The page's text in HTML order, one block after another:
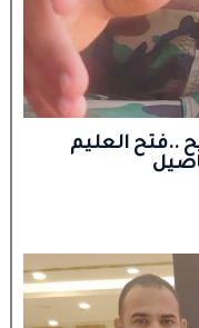
..فتح العليم